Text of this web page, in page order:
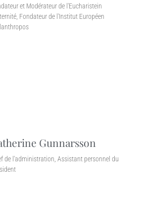
et Modérateur de l'Eucharistein
Fondateur de l'Institut Européen
Gunnarsson
de l'administration, Assistant personnel du